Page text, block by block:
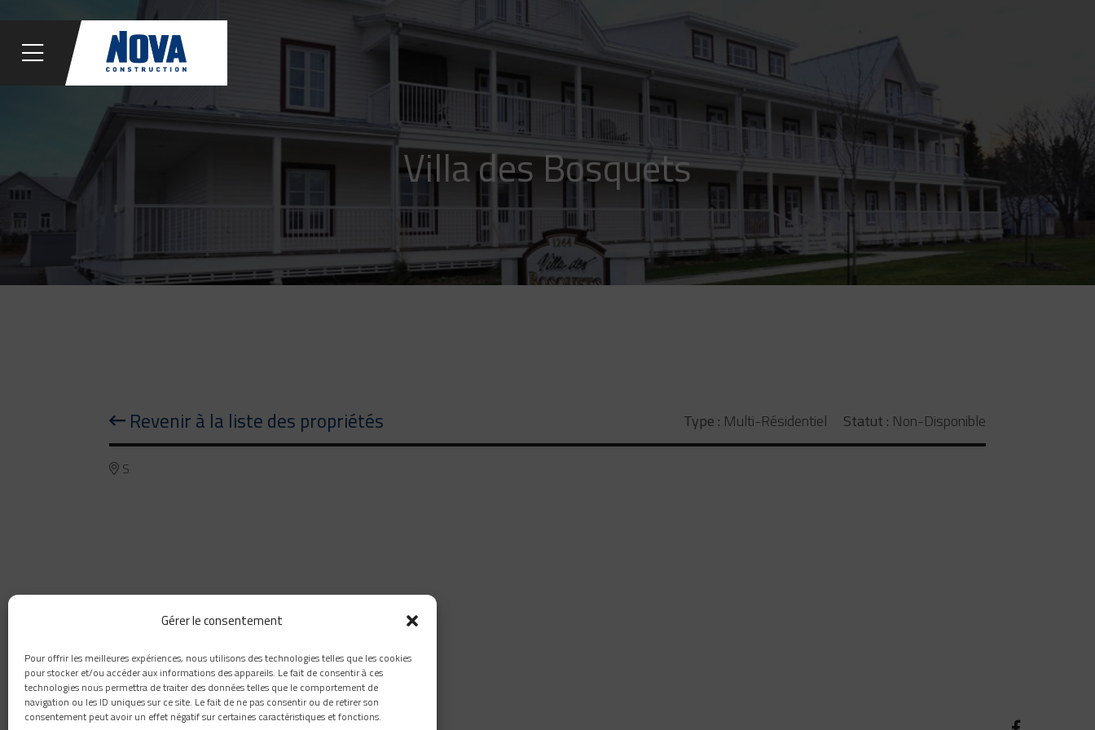
Gérer le consentement
Pour offrir les meilleures expériences, nous utilisons des technologies telles que les cookies
pour stocker et/ou accéder aux informations des appareils. Le fait de consentir à ces
technologies nous permettra de traiter des données telles que le comportement de
navigation ou les ID uniques sur ce site. Le fait de ne pas consentir ou de retirer son
consentement peut avoir un effet négatif sur certaines caractéristiques et fonctions.
Villa des Bosquets
Revenir à la liste des propriétés Type : Multi-Résidentiel Statut : Non-Disponible
S
418 660-8111